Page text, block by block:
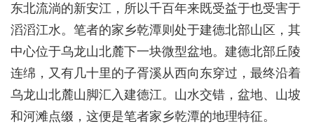
东北流淌的新安江，所以千百年来既受益于也受害于
滔滔江水。笔者的家乡乾潭则处于建德北部山区，其
中心位于乌龙山北麓下一块微型盆地。建德北部丘陵
连绵，又有几十里的子胥溪从西向东穿过，最终沿着
乌龙山北麓山脚汇入建德江。山水交错，盆地、山坡
和河滩点缀，这便是笔者家乡乾潭的地理特征。